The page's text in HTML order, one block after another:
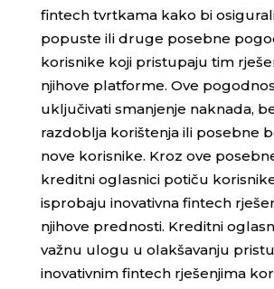
fintech tvrtkama kako bi
popuste ili druge posebne
korisnike koji pristupaju tim
njihove platforme. Ove
uključivati smanjenje naknada,
razdoblja korištenja ili posebne
nove korisnike. Kroz ove
kreditni oglasnici potiču
isprobaju inovativna fintech
njihove prednosti. Kreditni
važnu ulogu u olakšavanju
inovativnim fintech rješenjima